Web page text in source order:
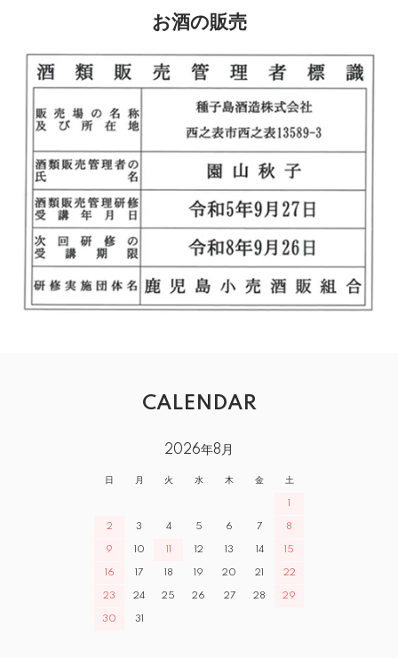
お酒の販売
CALENDAR
2026年8月
日 月 火 水 木 金 土
1
2 3 4 5 6 7 8
9 10 11 12 13 14 15
16 17 18 19 20 21 22
23 24 25 26 27 28 29
30 31